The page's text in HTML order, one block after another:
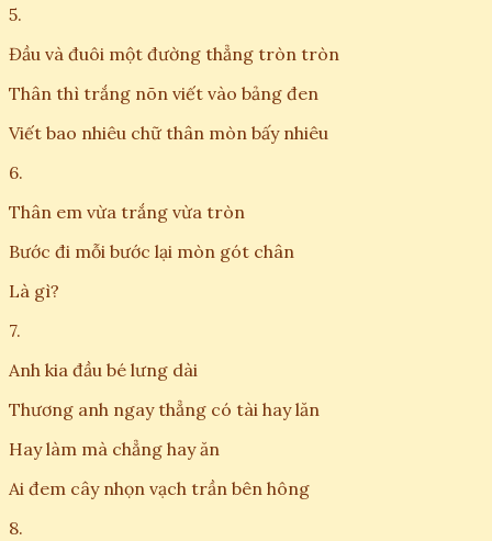
5.
Đầu và đuôi một đường thẳng tròn tròn
Thân thì trắng nõn viết vào bảng đen
Viết bao nhiêu chữ thân mòn bấy nhiêu
6.
Thân em vừa trắng vừa tròn
Bước đi mỗi bước lại mòn gót chân
Là gì?
7.
Anh kia đầu bé lưng dài
Thương anh ngay thẳng có tài hay lăn
Hay làm mà chẳng hay ăn
Ai đem cây nhọn vạch trần bên hông
8.